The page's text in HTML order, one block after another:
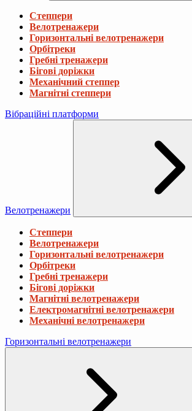
Степпери
Велотренажери
Горизонтальні велотренажери
Орбітреки
Гребні тренажери
Бігові доріжки
Механічний степпер
Магнітні степпери
Вібраційні платформи
Велотренажери
Степпери
Велотренажери
Горизонтальні велотренажери
Орбітреки
Гребні тренажери
Бігові доріжки
Магнітні велотренажери
Електромагнітні велотренажери
Механічні велотренажери
Горизонтальні велотренажери